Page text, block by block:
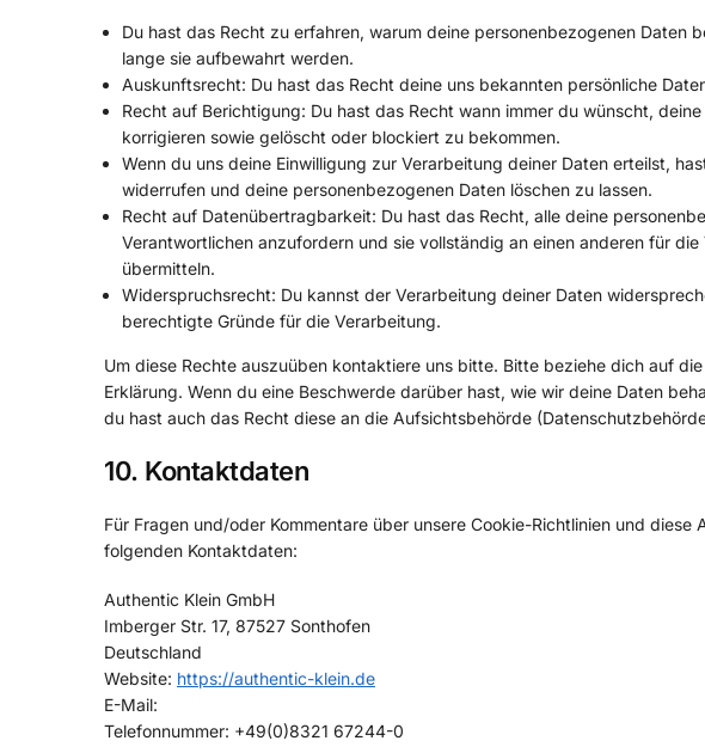
Du hast das Recht zu erfahren, warum deine personenbezogenen Daten
lange sie aufbewahrt werden.
Auskunftsrecht: Du hast das Recht deine uns bekannten persönliche
Recht auf Berichtigung: Du hast das Recht wann immer du wünscht,
korrigieren sowie gelöscht oder blockiert zu bekommen.
Wenn du uns deine Einwilligung zur Verarbeitung deiner Daten erteilst,
widerrufen und deine personenbezogenen Daten löschen zu lassen.
Recht auf Datenübertragbarkeit: Du hast das Recht, alle deine
Verantwortlichen anzufordern und sie vollständig an einen anderen für
übermitteln.
Widerspruchsrecht: Du kannst der Verarbeitung deiner Daten
berechtigte Gründe für die Verarbeitung.
Um diese Rechte auszuüben kontaktiere uns bitte. Bitte beziehe dich auf
Erklärung. Wenn du eine Beschwerde darüber hast, wie wir deine Daten
du hast auch das Recht diese an die Aufsichtsbehörde
10. Kontaktdaten
Für Fragen und/oder Kommentare über unsere Cookie-Richtlinien und
folgenden Kontaktdaten:
Authentic Klein GmbH
Imberger Str. 17, 87527 Sonthofen
Deutschland
Website: https://authentic-klein.de
E-Mail:
Telefonnummer: +49(0)8321 67244-0